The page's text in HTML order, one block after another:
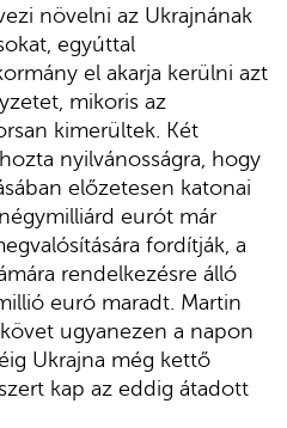
növelni az Ukrajnának
egyúttal
el akarja kerülni azt
mikoris az
kimerültek. Két
nyilvánosságra, hogy
előzetesen katonai
eurót már
fordítják, a
rendelkezésre álló
euró maradt. Martin
ugyanezen a napon
Ukrajna még kettő
kap az eddig átadott